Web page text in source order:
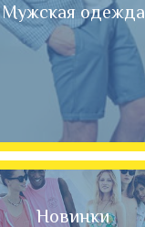
Мужская одежда
Новинки